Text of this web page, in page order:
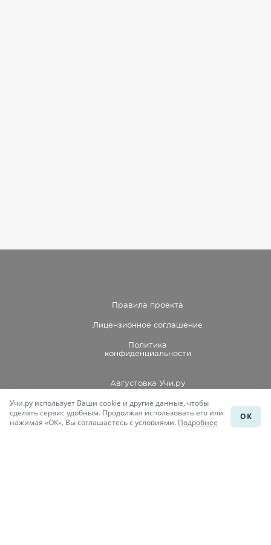
Правила проекта
Лицензионное соглашение
Политика
конфиденциальности
Августовка Учи.ру
Каталог школ
Подготовка к уроку
Учи.ру использует Ваши cookie и другие данные, чтобы
сделать сервис удобным. Продолжая использовать его или
нажимая «ОК», Вы соглашаетесь с условиями. Подробнее
ОК